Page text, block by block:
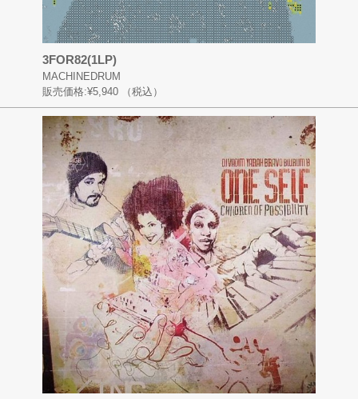
3FOR82(1LP)
MACHINEDRUM
販売価格:¥5,940 （税込）